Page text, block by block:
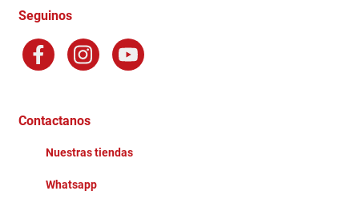
Terminos y Condiciones
Factura Electronica
Ganadores - Promociones
Seguinos
Contactanos
Nuestras tiendas
Whatsapp